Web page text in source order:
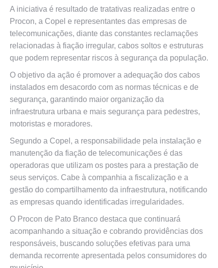
A iniciativa é resultado de tratativas realizadas entre o
Procon, a Copel e representantes das empresas de
telecomunicações, diante das constantes reclamações
relacionadas à fiação irregular, cabos soltos e estruturas
que podem representar riscos à segurança da população.
O objetivo da ação é promover a adequação dos cabos
instalados em desacordo com as normas técnicas e de
segurança, garantindo maior organização da
infraestrutura urbana e mais segurança para pedestres,
motoristas e moradores.
Segundo a Copel, a responsabilidade pela instalação e
manutenção da fiação de telecomunicações é das
operadoras que utilizam os postes para a prestação de
seus serviços. Cabe à companhia a fiscalização e a
gestão do compartilhamento da infraestrutura, notificando
as empresas quando identificadas irregularidades.
O Procon de Pato Branco destaca que continuará
acompanhando a situação e cobrando providências dos
responsáveis, buscando soluções efetivas para uma
demanda recorrente apresentada pelos consumidores do